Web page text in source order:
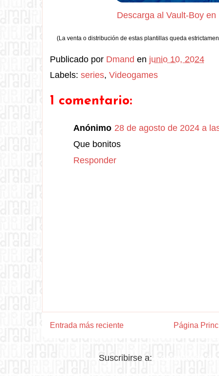
Descarga al Vault-Boy
(La venta o distribución de estas plantillas queda
Publicado por Dmand en junio 10, 2024
Labels: series, Videogames
1 comentario:
Anónimo 28 de agosto de 2024 a
Que bonitos
Responder
Entrada más reciente Página
Suscribirse a: